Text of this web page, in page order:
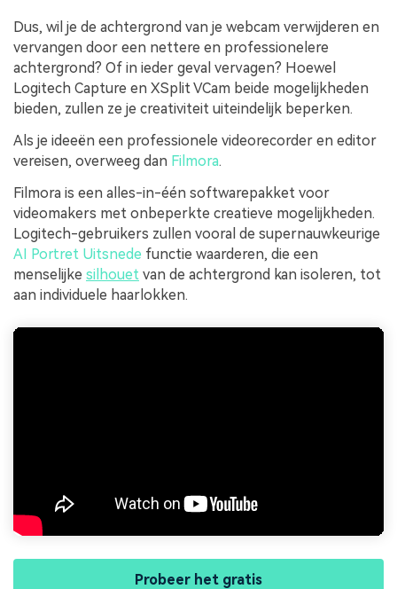
Dus, wil je de achtergrond van je webcam verwijderen en
vervangen door een nettere en professionelere
achtergrond? Of in ieder geval vervagen? Hoewel
Logitech Capture en XSplit VCam beide mogelijkheden
bieden, zullen ze je creativiteit uiteindelijk beperken.
Als je ideeën een professionele videorecorder en editor
vereisen, overweeg dan Filmora.
Filmora is een alles-in-één softwarepakket voor
videomakers met onbeperkte creatieve mogelijkheden.
Logitech-gebruikers zullen vooral de supernauwkeurige
AI Portret Uitsnede functie waarderen, die een
menselijke silhouet van de achtergrond kan isoleren, tot
aan individuele haarlokken.
Probeer het gratis